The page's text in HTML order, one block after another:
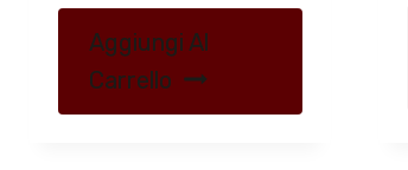
Aggiungi Al
Carrello